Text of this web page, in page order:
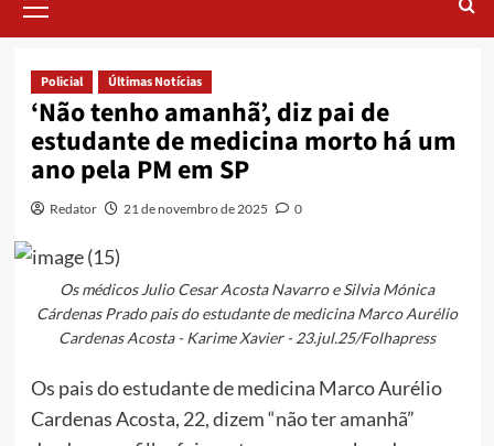
Menu
Policial Últimas Notícias
‘Não tenho amanhã’, diz pai de
estudante de medicina morto há um
ano pela PM em SP
Redator 21 de novembro de 2025 0
Os médicos Julio Cesar Acosta Navarro e Silvia Mónica
Cárdenas Prado pais do estudante de medicina Marco Aurélio
Cardenas Acosta - Karime Xavier - 23.jul.25/Folhapress
Os pais do estudante de medicina Marco Aurélio
Cardenas Acosta, 22, dizem “não ter amanhã”